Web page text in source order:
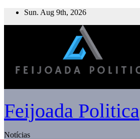
Skip
Sun. Aug 9th, 2026
Feijoada Politica
Notícias